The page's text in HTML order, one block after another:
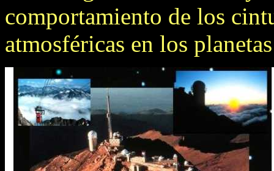
comportamiento de los
atmosféricas en los